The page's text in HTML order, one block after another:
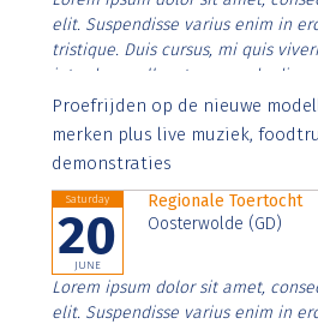
elit. Suspendisse varius enim in
tristique. Duis cursus, mi quis
interdum nulla, ut commodo
Aenean faucibus nibh et justo
imperdiet. Nunc ut sem vitae risus
Proefrijden op de nieuwe
merken plus live muziek,
demonstraties
Saturday
20
JUNE
Regionale Toertocht
Oosterwolde (GD)
Lorem ipsum dolor sit amet,
elit. Suspendisse varius enim in